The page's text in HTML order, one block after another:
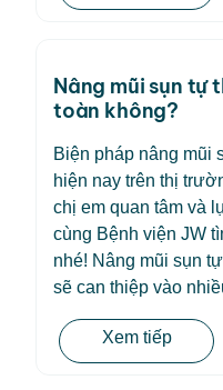
Nâng mũi sụn tự
toàn không?
Biện pháp nâng mũi
hiện nay trên thị
chị em quan tâm và
cùng Bệnh viện JW
nhé! Nâng mũi sụn
sẽ can thiệp vào
Xem tiếp